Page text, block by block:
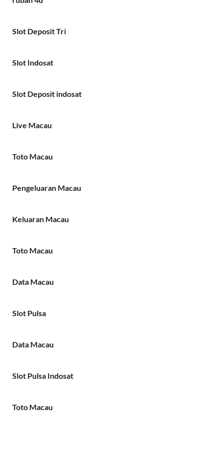
Slot Deposit Tri
Slot Indosat
Slot Deposit indosat
Live Macau
Toto Macau
Pengeluaran Macau
Keluaran Macau
Toto Macau
Data Macau
Slot Pulsa
Data Macau
Slot Pulsa Indosat
Toto Macau